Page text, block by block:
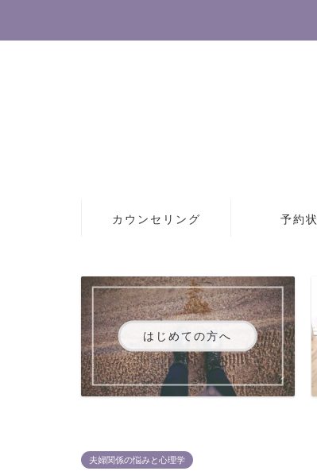
カウンセリング 予約
はじめての方へ
夫婦関係の悩みと心理学